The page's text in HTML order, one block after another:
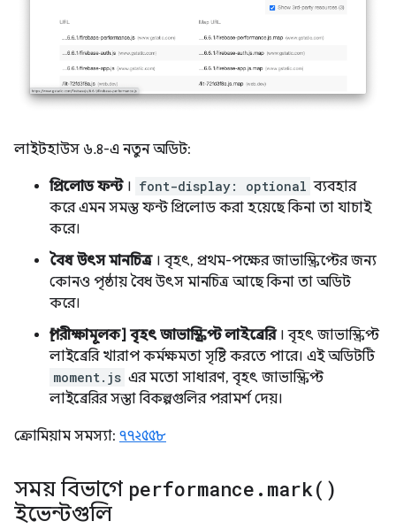
লাইটহাউস ৬.৪-এ নতুন অডিট:
প্রিলোড ফন্ট। font-display: optional ব্যবহার
করে এমন সমস্ত ফন্ট প্রিলোড করা হয়েছে কিনা তা যাচাই
করে।
বৈধ উৎস মানচিত্র। বৃহৎ, প্রথম-পক্ষের জাভাস্ক্রিপ্টের জন্য
কোনও পৃষ্ঠায় বৈধ উৎস মানচিত্র আছে কিনা তা অডিট
করে।
[পরীক্ষামূলক] বৃহৎ জাভাস্ক্রিপ্ট লাইব্রেরি। বৃহৎ জাভাস্ক্রিপ্ট
লাইব্রেরি খারাপ কর্মক্ষমতা সৃষ্টি করতে পারে। এই অডিটটি
moment.js এর মতো সাধারণ, বৃহৎ জাভাস্ক্রিপ্ট
লাইব্রেরির সস্তা বিকল্পগুলির পরামর্শ দেয়।
ক্রোমিয়াম সমস্যা: ৭৭২৫৫৮
সময় বিভাগে performance . mark( )
ইভেন্টগুলি